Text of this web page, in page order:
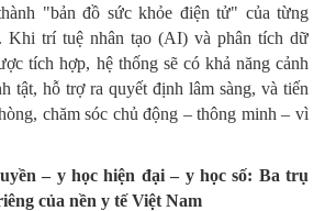
"bản đồ sức khỏe điện tử" của từng
Khi trí tuệ nhân tạo (AI) và phân tích dữ
tích hợp, hệ thống sẽ có khả năng cảnh
tật, hỗ trợ ra quyết định lâm sàng, và tiến
chăm sóc chủ động – thông minh – vì
– y học hiện đại – y học số: Ba trụ
của nền y tế Việt Nam